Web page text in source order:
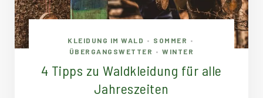
KLEIDUNG IM WALD • SOMMER •
ÜBERGANGSWETTER • WINTER
4 Tipps zu Waldkleidung für alle
Jahreszeiten